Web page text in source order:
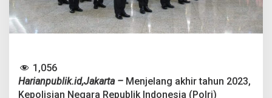
a
t
2
2
i
d
1,056
Harianpublik.id,Jakarta – Menjelang akhir tahun 2023,
Kepolisian Negara Republik Indonesia (Polri)